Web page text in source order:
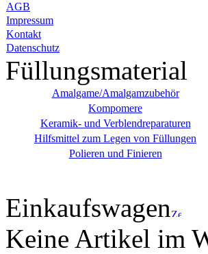
AGB
Impressum
Kontakt
Datenschutz
Füllungsmaterial
Amalgame/Amalgamzubehör
Kompomere
Keramik- und Verblendreparaturen
Hilfsmittel zum Legen von Füllungen
Polieren und Finieren
Einkaufswagen
Keine Artikel im